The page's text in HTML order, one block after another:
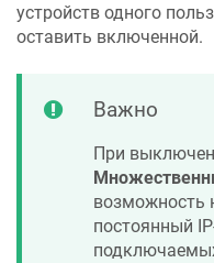
устройств одного
оставить включенной.
Важно
При
возможность
постоянный